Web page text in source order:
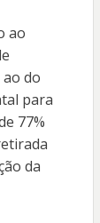
ao
do
para
77%
da